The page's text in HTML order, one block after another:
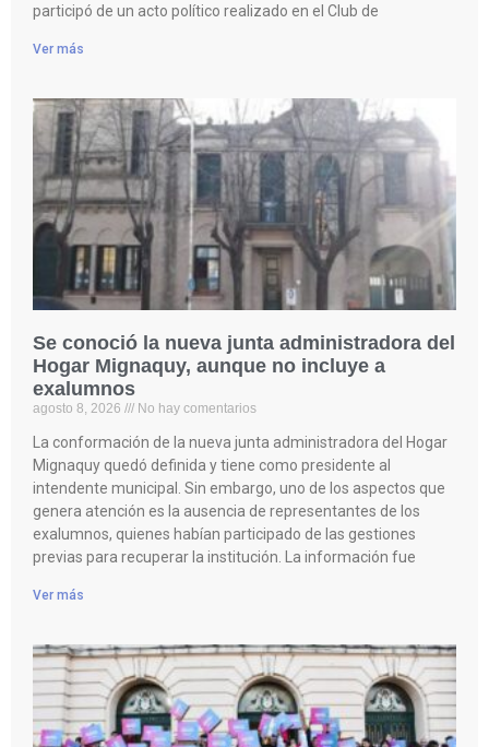
participó de un acto político realizado en el Club de
Ver más
Se conoció la nueva junta administradora del
Hogar Mignaquy, aunque no incluye a
exalumnos
agosto 8, 2026 No hay comentarios
La conformación de la nueva junta administradora del Hogar
Mignaquy quedó definida y tiene como presidente al
intendente municipal. Sin embargo, uno de los aspectos que
genera atención es la ausencia de representantes de los
exalumnos, quienes habían participado de las gestiones
previas para recuperar la institución. La información fue
Ver más